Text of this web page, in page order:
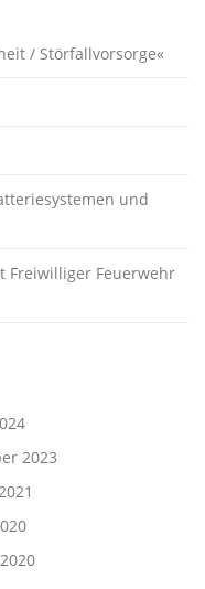
/ Störfallvorsorge«
und
Freiwilliger Feuerwehr
2023